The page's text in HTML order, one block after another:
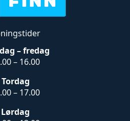
– fredag
– 16.00
Tordag
– 17.00
Lørdag